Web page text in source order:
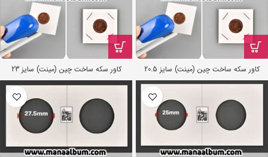
کاور سکه ساخت چین (مینت) سایز 20.5 کاور سکه ساخت چین (مینت) سایز 23